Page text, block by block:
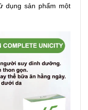
dụng sản phẩm một